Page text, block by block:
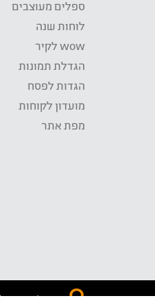
ספלים מעוצבים
לוחות שנה
wow לקיר
הגדלת תמונות
הגדות לפסח
מועדון לקוחות
מפת אתר
התשלום באתר WOW מאובטח בטכנולוגית SSL